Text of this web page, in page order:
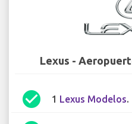
Lexus -
check_circle 1 Lexus Modelos.